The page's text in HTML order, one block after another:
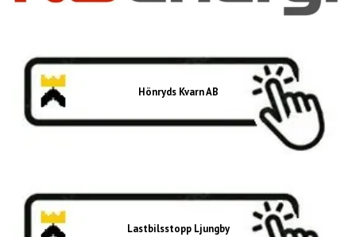
Hönryds Kvarn AB
Lastbilsstopp Ljungby